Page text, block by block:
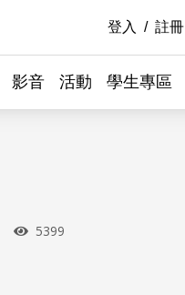
登入 註冊
影音 活動 學生專區
瀏覽次數
5399